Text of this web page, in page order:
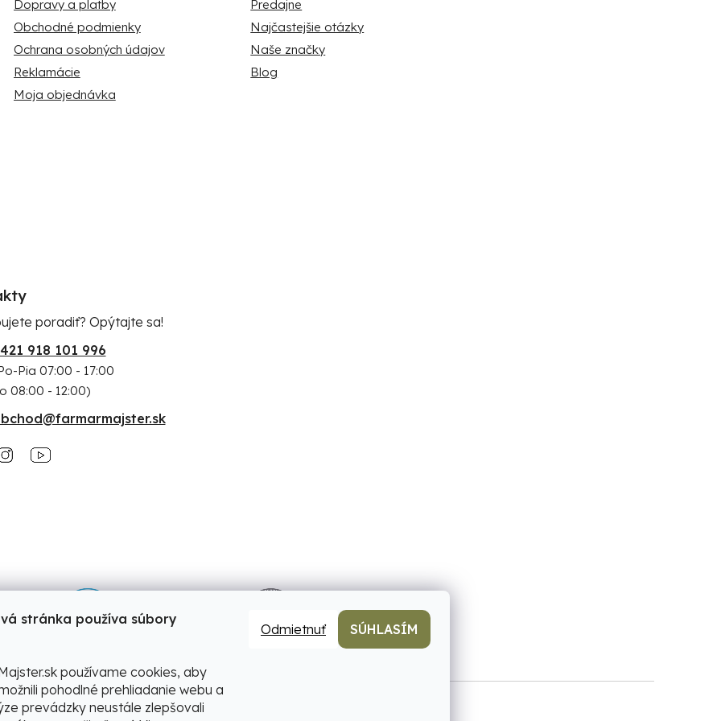
stránka používa súbory
používame cookies, aby
pohodlné prehliadanie webu a
prevádzky neustále zlepšovali
Odmietnuť SÚHLASÍM
Dopravy a platby
Obchodné podmienky
Ochrana osobných údajov
Reklamácie
Moja objednávka
Predajne
Najčastejšie otázky
Naše značky
Blog
poradiť? Opýtajte sa!
918 101 996
Pia 07:00 - 17:00
08:00 - 12:00)